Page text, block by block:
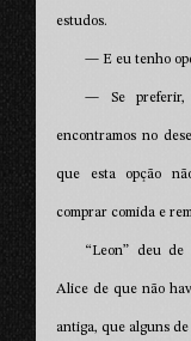
estudos.
— E eu tenho
— Se preferir,
encontramos no
que esta opção
comprar comida e
“Leon” deu de
Alice de que não
antiga, que alguns